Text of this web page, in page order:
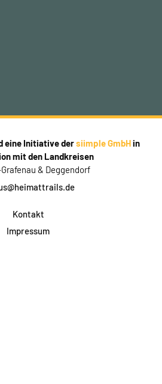
eine Initiative dersiimple GmbHin
mit den Landkreisen
& Deggendorf
Kontakt
Impressum